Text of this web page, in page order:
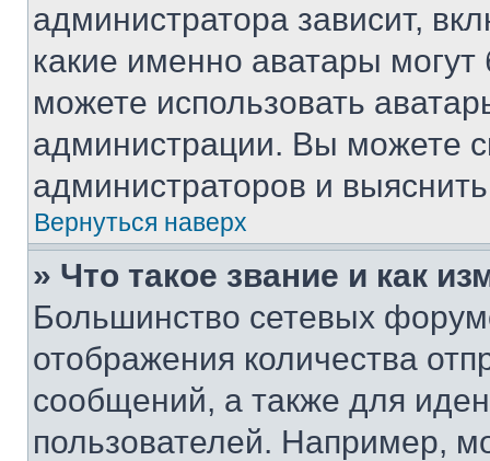
администратора зависит,
какие именно аватары
можете использовать
администрации. Вы можете
администраторов и
Вернуться наверх
» Что такое звание и как
Большинство сетевых
отображения количества
сообщений, а также для
пользователей. Например,